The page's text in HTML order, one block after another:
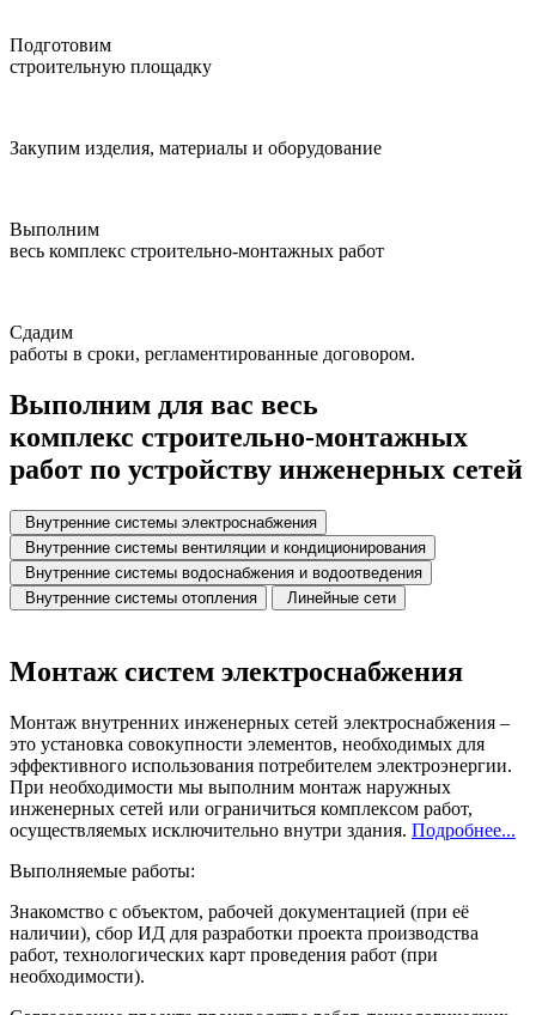
Подготовим
строительную площадку
Закупим изделия, материалы и оборудование
Выполним
весь комплекс строительно-монтажных работ
Сдадим
работы в сроки, регламентированные договором.
Выполним для вас весь
комплекс строительно-монтажных
работ по устройству инженерных сетей
Внутренние системы электроснабжения
Внутренние системы вентиляции и кондиционирования
Внутренние системы водоснабжения и водоотведения
Внутренние системы отопления
Линейные сети
Монтаж систем электроснабжения
Монтаж внутренних инженерных сетей электроснабжения –
это установка совокупности элементов, необходимых для
эффективного использования потребителем электроэнергии.
При необходимости мы выполним монтаж наружных
инженерных сетей или ограничиться комплексом работ,
осуществляемых исключительно внутри здания. Подробнее...
Выполняемые работы:
Знакомство с объектом, рабочей документацией (при её
наличии), сбор ИД для разработки проекта производства
работ, технологических карт проведения работ (при
необходимости).